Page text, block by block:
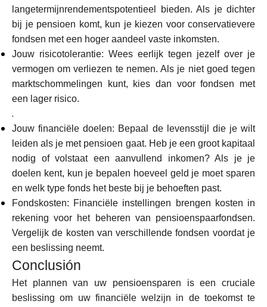
langetermijnrendementspotentieel bieden. Als je dichter
bij je pensioen komt, kun je kiezen voor conservatievere
fondsen met een hoger aandeel vaste inkomsten.
Jouw risicotolerantie: Wees eerlijk tegen jezelf over je
vermogen om verliezen te nemen. Als je niet goed tegen
marktschommelingen kunt, kies dan voor fondsen met
een lager risico.
.
Jouw financiële doelen: Bepaal de levensstijl die je wilt
leiden als je met pensioen gaat. Heb je een groot kapitaal
nodig of volstaat een aanvullend inkomen? Als je je
doelen kent, kun je bepalen hoeveel geld je moet sparen
en welk type fonds het beste bij je behoeften past.
Fondskosten: Financiële instellingen brengen kosten in
rekening voor het beheren van pensioenspaarfondsen.
Vergelijk de kosten van verschillende fondsen voordat je
een beslissing neemt.
Conclusión
Het plannen van uw pensioensparen is een cruciale
beslissing om uw financiële welzijn in de toekomst te